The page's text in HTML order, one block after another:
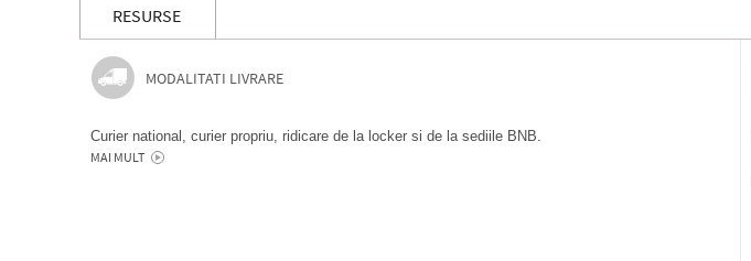
RESURSE
MODALITATI LIVRARE
Curier national, curier propriu, ridicare de la locker si de la sediile BNB.
MAI MULT